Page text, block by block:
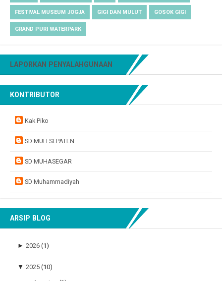
FESTIVAL MUSEUM JOGJA GIGI DAN MULUT GOSOK GIGI
GRAND PURI WATERPARK
LAPORKAN PENYALAHGUNAAN
KONTRIBUTOR
Kak Piko
SD MUH SEPATEN
SD MUHASEGAR
SD Muhammadiyah
ARSIP BLOG
► 2026 (1)
▼ 2025 (10)